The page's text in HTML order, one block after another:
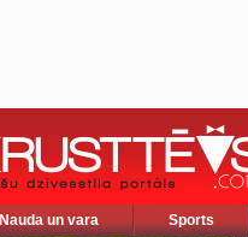
Nauda un vara Sports